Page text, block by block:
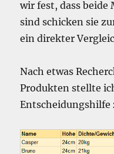
wir fest, dass
sind schicken sie
ein direkter
Nach etwas
Produkten stellte
Entscheidungshilfe